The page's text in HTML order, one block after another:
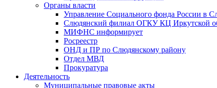
Органы власти
Управление Социального фонда России в
Слюдянский филиал ОГКУ КЦ Иркутской
МИФНС информирует
Росреестр
ОНД и ПР по Слюдянскому району
Отдел МВД
Прокуратура
Деятельность
Муниципальные правовые акты